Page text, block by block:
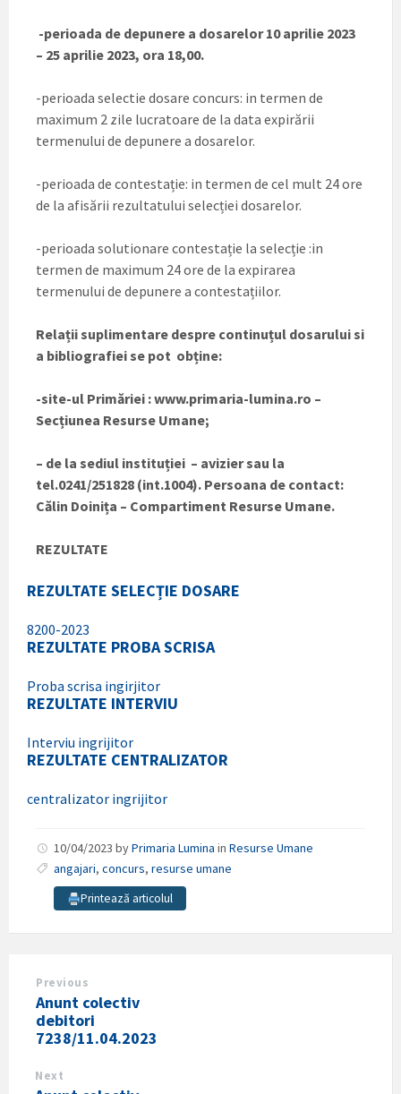
-perioada de depunere a dosarelor 10 aprilie 2023
– 25 aprilie 2023, ora 18,00.
-perioada selectie dosare concurs: in termen de
maximum 2 zile lucratoare de la data expirării
termenului de depunere a dosarelor.
-perioada de contestație: in termen de cel mult 24 ore
de la afisării rezultatului selecției dosarelor.
-perioada solutionare contestație la selecție :in
termen de maximum 24 ore de la expirarea
termenului de depunere a contestațiilor.
Relații suplimentare despre continuțul dosarului si
a bibliografiei se pot obține:
-site-ul Primăriei :www.primaria-lumina.ro –
Secțiunea Resurse Umane;
– de la sediul instituției – avizier sau la
tel.0241/251828 (int.1004). Persoana de contact:
Călin Doinița – Compartiment Resurse Umane.
REZULTATE
REZULTATE SELECȚIE DOSARE
8200-2023
REZULTATE PROBA SCRISA
Proba scrisa ingirjitor
REZULTATE INTERVIU
Interviu ingrijitor
REZULTATE CENTRALIZATOR
centralizator ingrijitor
10/04/2023 byPrimaria Lumina in Resurse Umane
angajari, concurs, resurse umane
Printează articolul
Previous
Anunt colectiv
debitori
7238/11.04.2023
Next